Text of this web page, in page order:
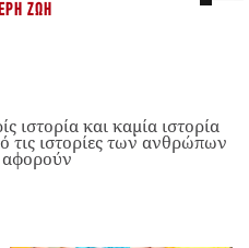
ΖΩΉ
ιστορία και καμία ιστορία
τις ιστορίες των ανθρώπων